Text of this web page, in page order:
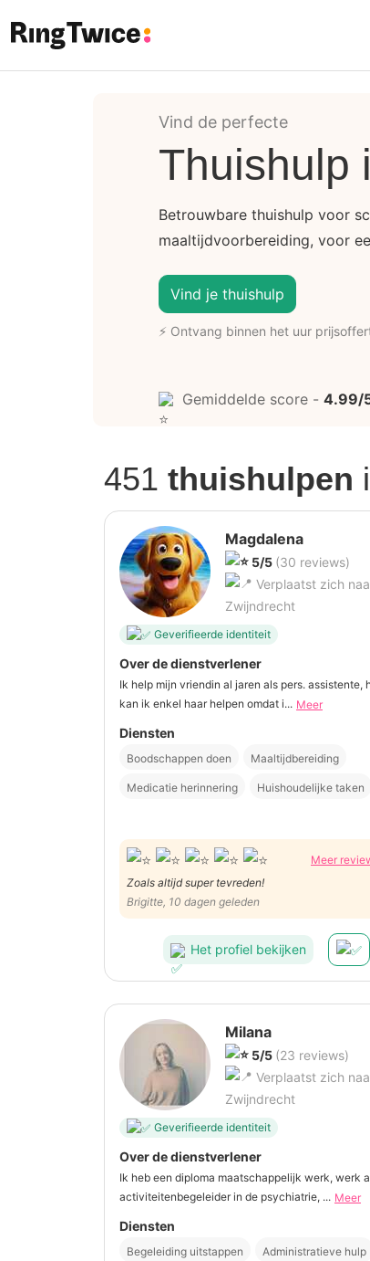
Vind de perfecte
Thuishulp
Betrouwbare thuishulp voor
maaltijdvoorbereiding, voor
Vind je thuishulp
⚡ Ontvang binnen het uur
Gemiddelde score - 4.99/
451 thuishulpen
Magdalena
5/5 (30 reviews)
Verplaatst zich
Zwijndrecht
Geverifieerde identiteit
Over de dienstverlener
Ik help mijn vriendin al jaren als pers. assistente,
kan ik enkel haar helpen omdat i... Meer
Diensten
Boodschappen doen Maaltijdbereiding
Medicatie herinnering Huishoudelijke taken
Meer
Zoals altijd super tevreden!
Brigitte, 10 dagen geleden
Het profiel bekijken
Milana
5/5 (23 reviews)
Verplaatst zich
Zwijndrecht
Geverifieerde identiteit
Over de dienstverlener
Ik heb een diploma maatschappelijk werk, werk
activiteitenbegeleider in de psychiatrie, ... Meer
Diensten
Begeleiding uitstappen Administratieve hulp